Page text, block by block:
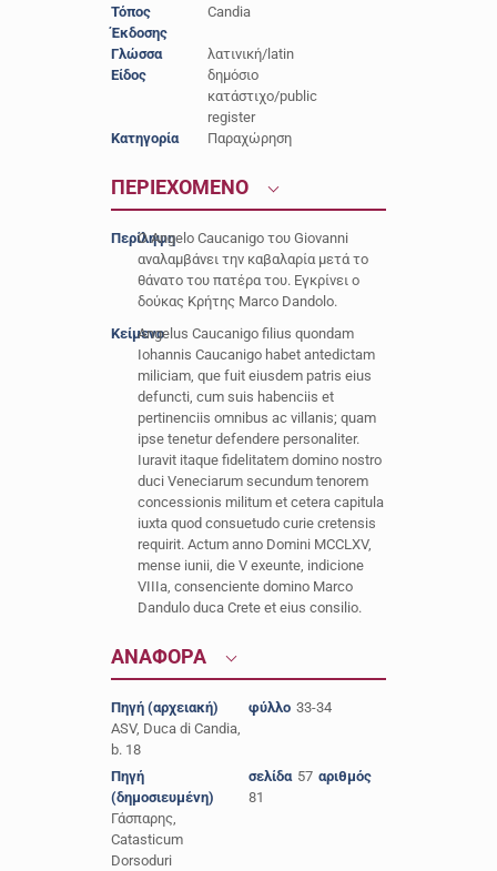
Τόπος
Έκδοσης
Candia
Γλώσσα
λατινική/latin
Είδος
δημόσιο
κατάστιχο/public
register
Κατηγορία
Παραχώρηση
ΠΕΡΙΕΧΟΜΕΝΟ
Περίληψη
Ο Angelo Caucanigo του Giovanni
αναλαμβάνει την καβαλαρία μετά το
θάνατο του πατέρα του. Εγκρίνει ο
δούκας Κρήτης Marco Dandolo.
ΚείμενοAngelus Caucanigo filius quondam
Iohannis Caucanigo habet antedictam
miliciam, que fuit eiusdem patris eius
defuncti, cum suis habenciis et
pertinenciis omnibus ac villanis; quam
ipse tenetur defendere personaliter.
Iuravit itaque fidelitatem domino nostro
duci Veneciarum secundum tenorem
concessionis militum et cetera capitula
iuxta quod consuetudo curie cretensis
requirit. Actum anno Domini MCCLXV,
mense iunii, die V exeunte, indicione
VIIIa, consenciente domino Marco
Dandulo duca Crete et eius consilio.
ΑΝΑΦΟΡΑ
Πηγή (αρχειακή)
ASV, Duca di Candia,
b. 18
φύλλο 33-34
Πηγή
(δημοσιευμένη)
Γάσπαρης,
Catasticum
Dorsoduri
σελίδα 57 αριθμός
81